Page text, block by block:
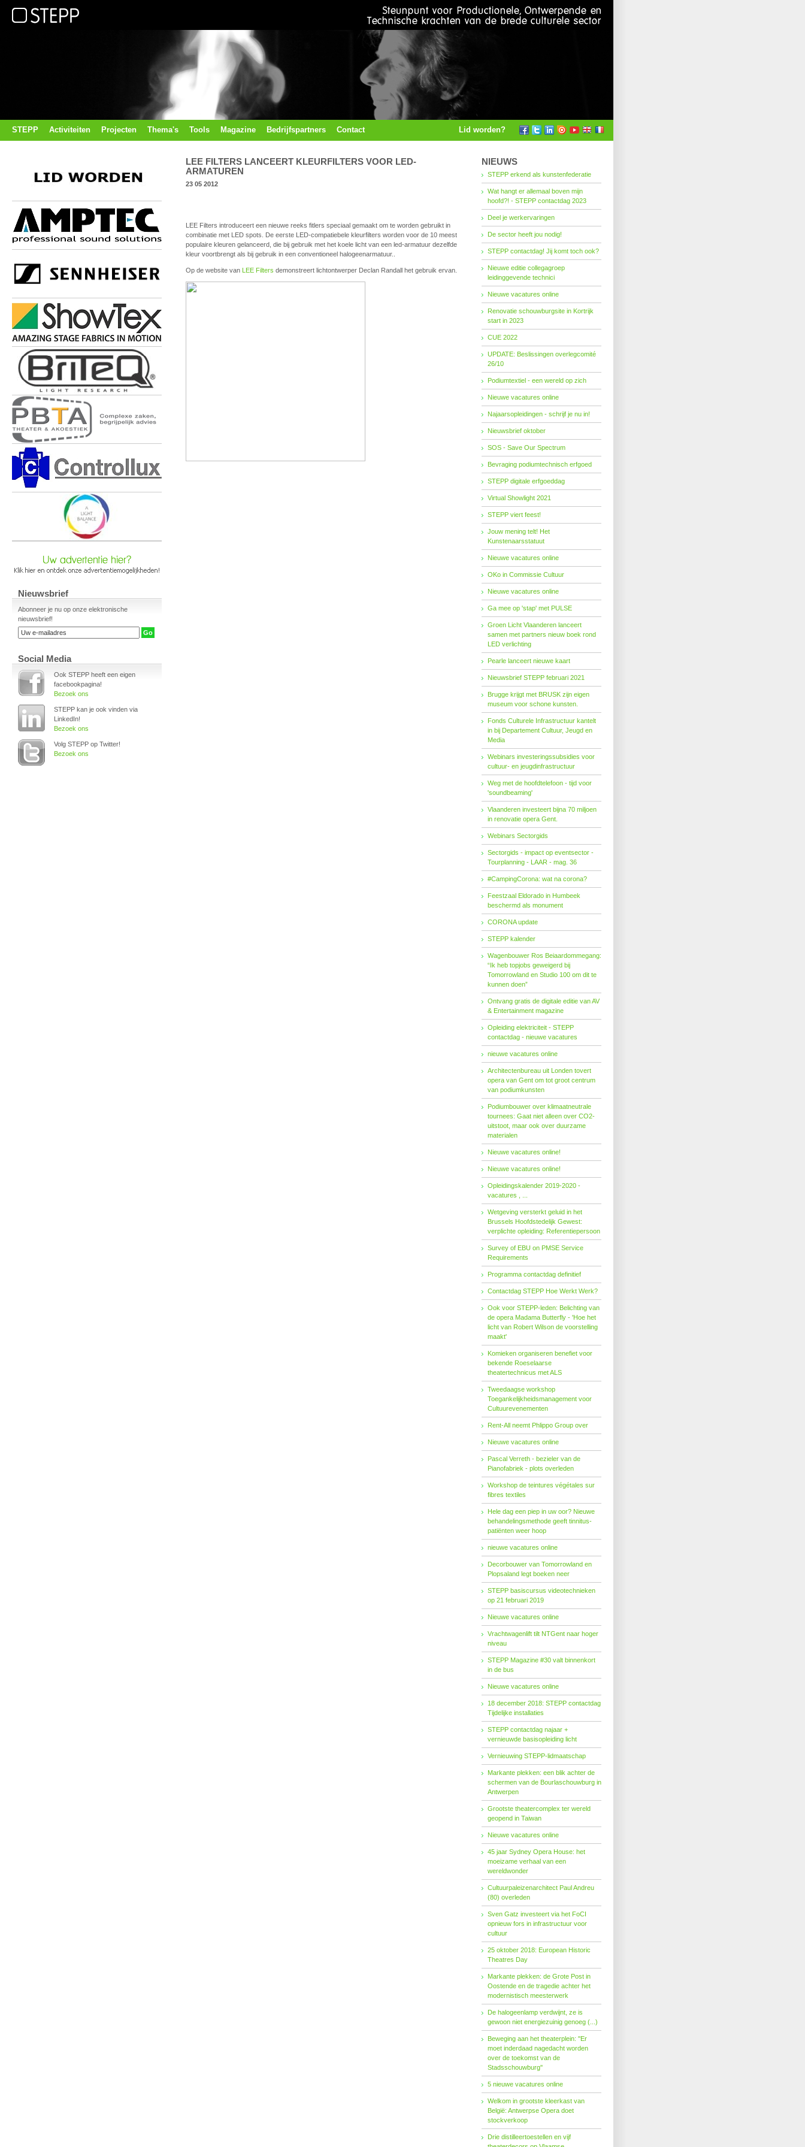
STEPP Activiteiten Projecten Thema's Tools Magazine Bedrijfspartners Contact Lid worden?
Nieuwsbrief
Abonneer je nu op onze elektronische
nieuwsbrief!
Social Media
Ook STEPP heeft een eigen
facebookpagina!
Bezoek ons
STEPP kan je ook vinden via
LinkedIn!
Bezoek ons
Volg STEPP op Twitter!
Bezoek ons
LEE FILTERS LANCEERT KLEURFILTERS VOOR LED-
ARMATUREN
23 05 2012
LEE Filters introduceert een nieuwe reeks fitlers speciaal gemaakt om te worden gebruikt in
combinatie met LED spots. De eerste LED-compatiebele kleurfilters worden voor de 10 meest
populaire kleuren gelanceerd, die bij gebruik met het koele licht van een led-armatuur dezelfde
kleur voortbrengt als bij gebruik in een conventioneel halogeenarmatuur..
Op de website van LEE Filters demonstreert lichtontwerper Declan Randall het gebruik ervan.
NIEUWS
STEPP erkend als kunstenfederatie
Wat hangt er allemaal boven mijn
hoofd?! - STEPP contactdag 2023
Deel je werkervaringen
De sector heeft jou nodig!
STEPP contactdag! Jij komt toch ook?
Nieuwe editie collegagroep
leidinggevende technici
Nieuwe vacatures online
Renovatie schouwburgsite in Kortrijk
start in 2023
CUE 2022
UPDATE: Beslissingen overlegcomité
26/10
Podiumtextiel - een wereld op zich
Nieuwe vacatures online
Najaarsopleidingen - schrijf je nu in!
Nieuwsbrief oktober
SOS - Save Our Spectrum
Bevraging podiumtechnisch erfgoed
STEPP digitale erfgoeddag
Virtual Showlight 2021
STEPP viert feest!
Jouw mening telt! Het
Kunstenaarsstatuut
Nieuwe vacatures online
OKo in Commissie Cultuur
Nieuwe vacatures online
Ga mee op 'stap' met PULSE
Groen Licht Vlaanderen lanceert
samen met partners nieuw boek rond
LED verlichting
Pearle lanceert nieuwe kaart
Nieuwsbrief STEPP februari 2021
Brugge krijgt met BRUSK zijn eigen
museum voor schone kunsten.
Fonds Cul­tu­re­le In­fra­struc­tuur kan­telt
in bij De­par­te­ment Cul­tuur, Jeugd en
Me­dia
Webinars investeringssubsidies voor
cultuur- en jeugdinfrastructuur
Weg met de hoofdtelefoon - tijd voor
'soundbeaming'
Vlaanderen investeert bijna 70 miljoen
in renovatie opera Gent.
Webinars Sectorgids
Sectorgids - impact op eventsector -
Tourplanning - LAAR - mag. 36
#CampingCorona: wat na corona?
Feestzaal Eldorado in Humbeek
beschermd als monument
CORONA update
STEPP kalender
Wagenbouwer Ros Beiaardommegang:
“Ik heb topjobs geweigerd bij
Tomorrowland en Studio 100 om dit te
kunnen doen”
Ontvang gratis de digitale editie van AV
& Entertainment magazine
Opleiding elektriciteit - STEPP
contactdag - nieuwe vacatures
nieuwe vacatures online
Architectenbureau uit Londen tovert
opera van Gent om tot groot centrum
van podiumkunsten
Podiumbouwer over klimaatneutrale
tournees: Gaat niet alleen over CO2-
uitstoot, maar ook over duurzame
materialen
Nieuwe vacatures online!
Nieuwe vacatures online!
Opleidingskalender 2019-2020 -
vacatures , ...
Wetgeving versterkt geluid in het
Brussels Hoofdstedelijk Gewest:
verplichte opleiding: Referentiepersoon
Survey of EBU on PMSE Service
Requirements
Programma contactdag definitief
Contactdag STEPP Hoe Werkt Werk?
Ook voor STEPP-leden: Belichting van
de opera Madama Butterfly - 'Hoe het
licht van Robert Wilson de voorstelling
maakt'
Komieken organiseren benefiet voor
bekende Roeselaarse
theatertechnicus met ALS
Tweedaagse workshop
Toegankelijkheidsmanagement voor
Cultuurevenementen
Rent-All neemt Phlippo Group over
Nieuwe vacatures online
Pascal Verreth - bezieler van de
Pianofabriek - plots overleden
Workshop de teintures végétales sur
fibres textiles
Hele dag een piep in uw oor? Nieuwe
behandelings­methode geeft tinnitus-
patiënten weer hoop
nieuwe vacatures online
Decorbouwer van Tomorrowland en
Plopsaland legt boeken neer
STEPP basiscursus videotechnieken
op 21 februari 2019
Nieuwe vacatures online
Vrachtwagenlift tilt NTGent naar hoger
niveau
STEPP Magazine #30 valt binnenkort
in de bus
Nieuwe vacatures online
18 december 2018: STEPP contactdag
Tijdelijke installaties
STEPP contactdag najaar +
vernieuwde basisopleiding licht
Vernieuwing STEPP-lidmaatschap
Markante plekken: een blik achter de
schermen van de Bourlaschouwburg in
Antwerpen
Grootste theatercomplex ter wereld
geopend in Taiwan
Nieuwe vacatures online
45 jaar Sydney Opera House: het
moeizame verhaal van een
wereldwonder
Cultuurpaleizenarchitect Paul Andreu
(80) overleden
Sven Gatz investeert via het FoCI
opnieuw fors in infrastructuur voor
cultuur
25 oktober 2018: European Historic
Theatres Day
Markante plekken: de Grote Post in
Oostende en de tragedie achter het
modernistisch meesterwerk
De halogeenlamp verdwijnt, ze is
gewoon niet energiezuinig genoeg (...)
Beweging aan het theaterplein: ''Er
moet inderdaad nagedacht worden
over de toekomst van de
Stadsschouwburg''
5 nieuwe vacatures online
Welkom in grootste kleerkast van
België: Antwerpse Opera doet
stockverkoop
Drie distilleertoestellen en vijf